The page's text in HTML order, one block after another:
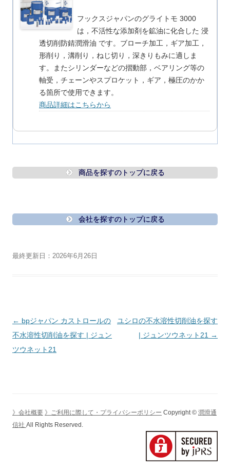
フックスジャパンのグライトモ 3000
は，不活性な添加剤を鉱油に化合した 浸
透切削防錆潤滑油 です。ブローチ加工，ギア加工，
形削り，溝削り，ねじ切り，深きりもみに適しま
す。またシリンダーなどの摺動部，ベアリング等の
軸受，チェーンやスプロケット，ギア，極圧のかか
る箇所で使用できます。
商品詳細はこちらから
商品を探すのトップに戻る
会社を探すのトップに戻る
最終更新日：2026年6月26日
投
稿
ナ
ョ
← bpジャパン カストロールの
不水溶性切削油を探す | ジュン
ツウネット21
ユシロの不水溶性切削油を探す
| ジュンツウネット21 →
》会社概要 》ご利用に際して・プライバシーポリシー Copyright © 潤滑通
信社 All Rights Reserved.